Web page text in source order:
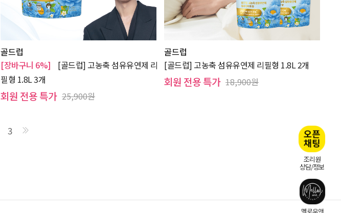
골드럽
[장바구니 6%]
[골드럽] 고농축 섬유유연제 리
필형 1.8L 3개
회원 전용 특가 25,900원
골드럽
[골드럽] 고농축 섬유유연제 리필형 1.8L 2개
회원 전용 특가 18,900원
3
조리원
상담/정보